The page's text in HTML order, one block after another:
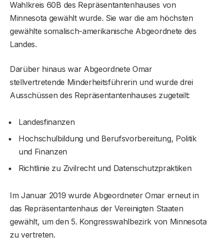
Wahlkreis 60B des Repräsentantenhauses von
Minnesota gewählt wurde. Sie war die am höchsten
gewählte somalisch-amerikanische Abgeordnete des
Landes.
Darüber hinaus war Abgeordnete Omar
stellvertretende Minderheitsführerin und wurde drei
Ausschüssen des Repräsentantenhauses zugeteilt:
Landesfinanzen
Hochschulbildung und Berufsvorbereitung, Politik
und Finanzen
Richtlinie zu Zivilrecht und Datenschutzpraktiken
Im Januar 2019 wurde Abgeordneter Omar erneut in
das Repräsentantenhaus der Vereinigten Staaten
gewählt, um den 5. Kongresswahlbezirk von Minnesota
zu vertreten.